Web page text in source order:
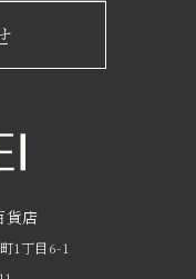
て
貨店
1丁目6-1